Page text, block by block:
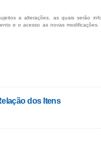
a alterações, as quais serão
e o acesso as novas
dos Itens